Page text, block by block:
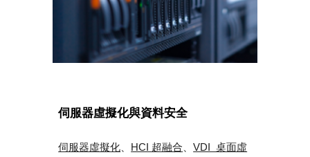
伺服器虛擬化與資料安全
伺服器虛擬化、 HCI 超融合、VDI 桌面虛